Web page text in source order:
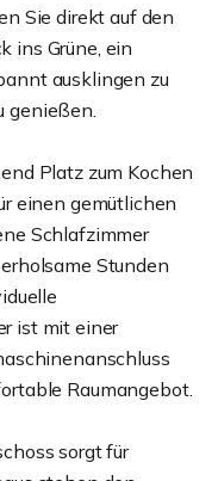
Sie direkt auf den
ins Grüne, ein
ausklingen zu
genießen.
Platz zum Kochen
einen gemütlichen
Schlafzimmer
Stunden
ist mit einer
Raumangebot.
sorgt für